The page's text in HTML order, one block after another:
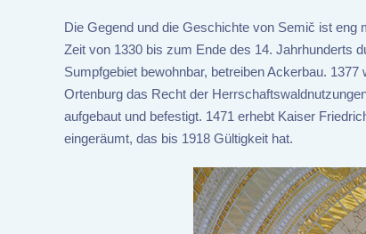
Die Gegend und die Geschichte von Semič ist
Zeit von 1330 bis zum Ende des 14. Jahrhunderts
Sumpfgebiet bewohnbar, betreiben Ackerbau.
Ortenburg das Recht der
aufgebaut und befestigt. 1471 erhebt Kaiser
eingeräumt, das bis 1918 Gültigkeit hat.